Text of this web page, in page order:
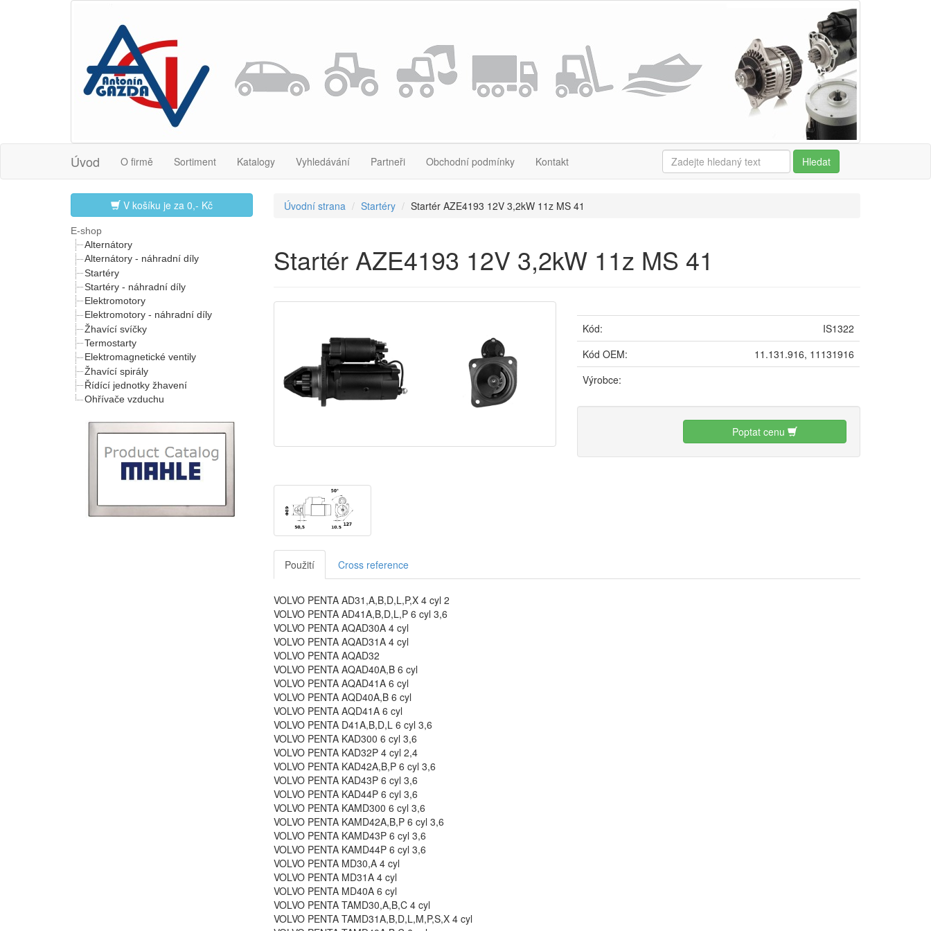
Úvod O firmě Sortiment Katalogy Vyhledávání Partneři Obchodní podmínky Kontakt Hledat
V košíku je za 0,- Kč
E-shop
Alternátory
Alternátory - náhradní díly
Startéry
Startéry - náhradní díly
Elektromotory
Elektromotory - náhradní díly
Žhavící svíčky
Termostarty
Elektromagnetické ventily
Žhavící spirály
Řídící jednotky žhavení
Ohřívače vzduchu
Úvodní strana Startéry Startér AZE4193 12V 3,2kW 11z MS 41
Startér AZE4193 12V 3,2kW 11z MS 41
Kód:
IS1322
Kód OEM:
11.131.916, 11131916
Výrobce:
Poptat cenu
Použití Cross reference
VOLVO PENTA AD31,A,B,D,L,P,X 4 cyl 2
VOLVO PENTA AD41A,B,D,L,P 6 cyl 3,6
VOLVO PENTA AQAD30A 4 cyl
VOLVO PENTA AQAD31A 4 cyl
VOLVO PENTA AQAD32
VOLVO PENTA AQAD40A,B 6 cyl
VOLVO PENTA AQAD41A 6 cyl
VOLVO PENTA AQD40A,B 6 cyl
VOLVO PENTA AQD41A 6 cyl
VOLVO PENTA D41A,B,D,L 6 cyl 3,6
VOLVO PENTA KAD300 6 cyl 3,6
VOLVO PENTA KAD32P 4 cyl 2,4
VOLVO PENTA KAD42A,B,P 6 cyl 3,6
VOLVO PENTA KAD43P 6 cyl 3,6
VOLVO PENTA KAD44P 6 cyl 3,6
VOLVO PENTA KAMD300 6 cyl 3,6
VOLVO PENTA KAMD42A,B,P 6 cyl 3,6
VOLVO PENTA KAMD43P 6 cyl 3,6
VOLVO PENTA KAMD44P 6 cyl 3,6
VOLVO PENTA MD30,A 4 cyl
VOLVO PENTA MD31A 4 cyl
VOLVO PENTA MD40A 6 cyl
VOLVO PENTA TAMD30,A,B,C 4 cyl
VOLVO PENTA TAMD31A,B,D,L,M,P,S,X 4 cyl